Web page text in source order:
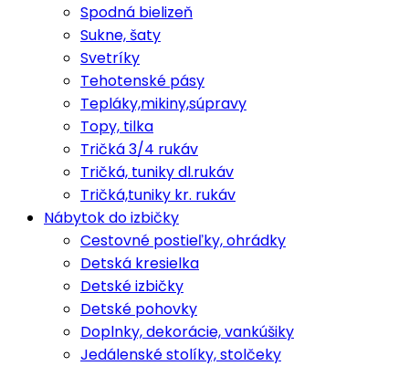
Spodná bielizeň
Sukne, šaty
Svetríky
Tehotenské pásy
Tepláky,mikiny,súpravy
Topy, tilka
Tričká 3/4 rukáv
Tričká, tuniky dl.rukáv
Tričká,tuniky kr. rukáv
Nábytok do izbičky
Cestovné postieľky, ohrádky
Detská kresielka
Detské izbičky
Detské pohovky
Doplnky, dekorácie, vankúšiky
Jedálenské stolíky, stolčeky